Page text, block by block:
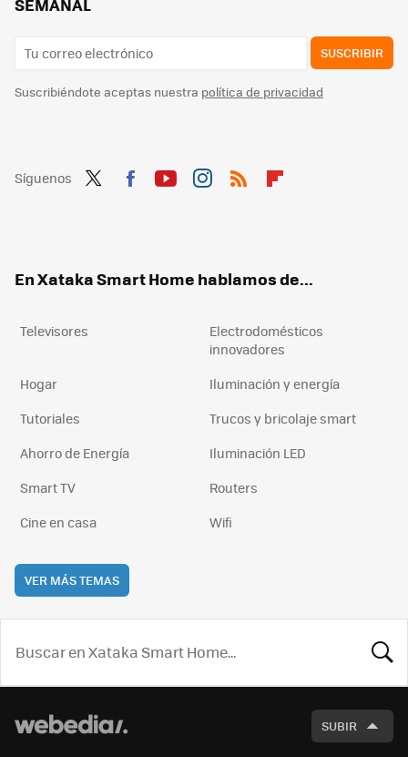
SUSCRIBIR
Suscribiéndote aceptas nuestra política de privacidad
Síguenos
En Xataka Smart Home hablamos de...
Televisores
Electrodomésticos
innovadores
Hogar
Iluminación y energía
Tutoriales
Trucos y bricolaje smart
Ahorro de Energía
Iluminación LED
Smart TV
Routers
Cine en casa
Wifi
VER MÁS TEMAS
SUBIR